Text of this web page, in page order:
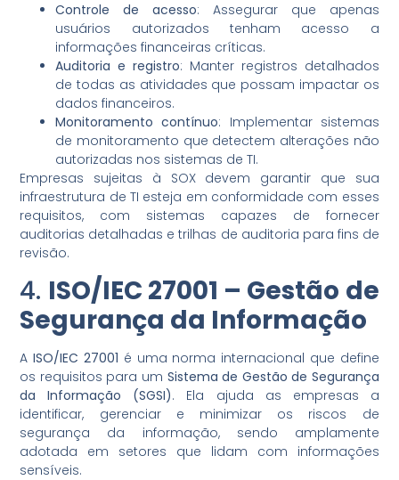
Controle de acesso: Assegurar que apenas
usuários autorizados tenham acesso a
informações financeiras críticas.
Auditoria e registro: Manter registros detalhados
de todas as atividades que possam impactar os
dados financeiros.
Monitoramento contínuo: Implementar sistemas
de monitoramento que detectem alterações não
autorizadas nos sistemas de TI.
Empresas sujeitas à SOX devem garantir que sua
infraestrutura de TI esteja em conformidade com esses
requisitos, com sistemas capazes de fornecer
auditorias detalhadas e trilhas de auditoria para fins de
revisão.
4. ISO/IEC 27001 – Gestão de
Segurança da Informação
AISO/IEC 27001 é uma norma internacional que define
os requisitos para um Sistema de Gestão de Segurança
da Informação (SGSI). Ela ajuda as empresas a
identificar, gerenciar e minimizar os riscos de
segurança da informação, sendo amplamente
adotada em setores que lidam com informações
sensíveis.